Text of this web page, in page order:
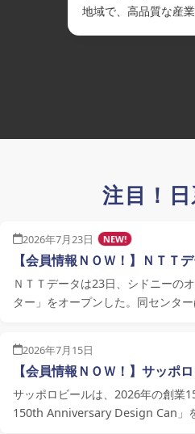
地域で、高品質な産
注目！
2026年7月23日
【会員情報ＮＯＷ！】ＮＴＴ
ＮＴＴデータは23日、シドニーの
ター」をオープンした。同センタ
2026年7月15日
【会員情報ＮＯＷ！】サッポ
サッポロビールは、2026年の創業
150th Anniversary Design Can」